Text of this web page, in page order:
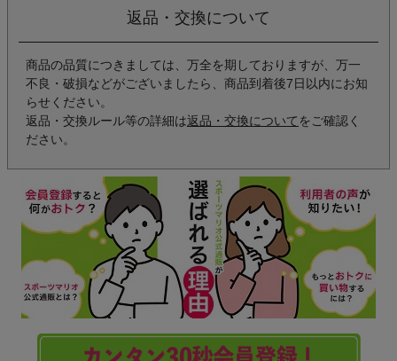
返品・交換について
商品の品質につきましては、万全を期しておりますが、万一
不良・破損などがございましたら、商品到着後7日以内にお知
らせください。
返品・交換ルール等の詳細は返品・交換について をご確認く
ださい。